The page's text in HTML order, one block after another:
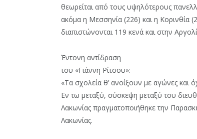
θεωρείται από τους υψηλότερους
ακόμα η Μεσσηνία (226) και η Κορινθία
διαπιστώνονται 119 κενά και στην
Έντονη αντίδραση
του «Γιάννη Ρίτσου»:
«Τα σχολεία θ’ ανοίξουν με αγώνες και
Εν τω μεταξύ, σύσκεψη μεταξύ του
Λακωνίας πραγματοποιήθηκε την
Λακωνίας.